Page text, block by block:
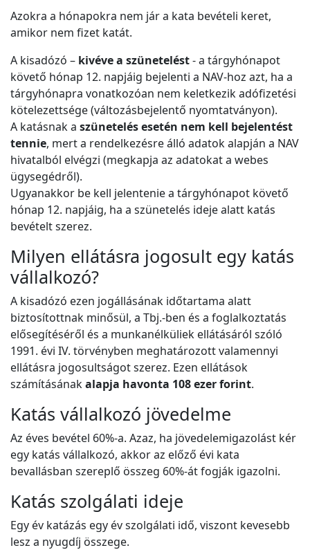
Azokra a hónapokra nem jár a kata bevételi keret,
amikor nem fizet katát.
A kisadózó – kivéve a szünetelést- a tárgyhónapot
követő hónap 12. napjáig bejelenti a NAV-hoz azt, ha a
tárgyhónapra vonatkozóan nem keletkezik adófizetési
kötelezettsége (változásbejelentő nyomtatványon).
A katásnak a szünetelés esetén nem kell bejelentést
tennie, mert a rendelkezésre álló adatok alapján a NAV
hivatalból elvégzi (megkapja az adatokat a webes
ügysegédről).
Ugyanakkor be kell jelentenie a tárgyhónapot követő
hónap 12. napjáig, ha a szünetelés ideje alatt katás
bevételt szerez.
Milyen ellátásra jogosult egy katás
vállalkozó?
A kisadózó ezen jogállásának időtartama alatt
biztosítottnak minősül, a Tbj.-ben és a foglalkoztatás
elősegítéséről és a munkanélküliek ellátásáról szóló
1991. évi IV. törvényben meghatározott valamennyi
ellátásra jogosultságot szerez. Ezen ellátások
számításánakalapja havonta 108 ezer forint.
Katás vállalkozó jövedelme
Az éves bevétel 60%-a. Azaz, ha jövedelemigazolást kér
egy katás vállalkozó, akkor az előző évi kata
bevallásban szereplő összeg 60%-át fogják igazolni.
Katás szolgálati ideje
Egy év katázás egy év szolgálati idő, viszont kevesebb
lesz a nyugdíj összege.